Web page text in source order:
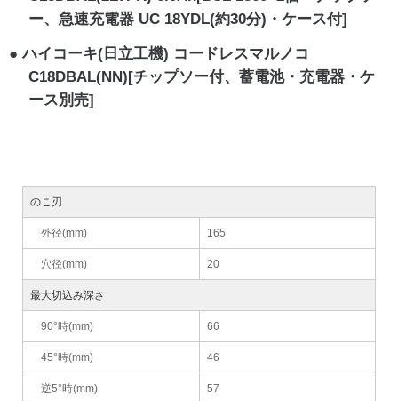
ー、急速充電器 UC 18YDL(約30分)・ケース付]
ハイコーキ(日立工機) コードレスマルノコ
C18DBAL(NN)[チップソー付、蓄電池・充電器・ケ
ース別売]
のこ刃
外径(mm) 165
穴径(mm) 20
最大切込み深さ
90°時(mm) 66
45°時(mm) 46
逆5°時(mm) 57